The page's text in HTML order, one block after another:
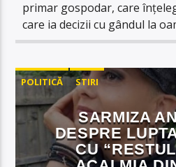
primar gospodar, care
care ia decizii cu gândul la
POLITICĂ STIRI
SARMIZA
DESPRE
CU